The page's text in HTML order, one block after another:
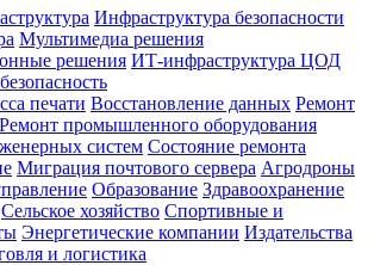
Инфраструктура безопасности
Мультимедиа решения
решения ИТ-инфраструктура ЦОД
печати Восстановление данных Ремонт
Ремонт промышленного оборудования
систем Состояние ремонта
Миграция почтового сервера Агродроны
Образование Здравоохранение
Сельское хозяйство Спортивные и
Энергетические компании Издательства
и логистика